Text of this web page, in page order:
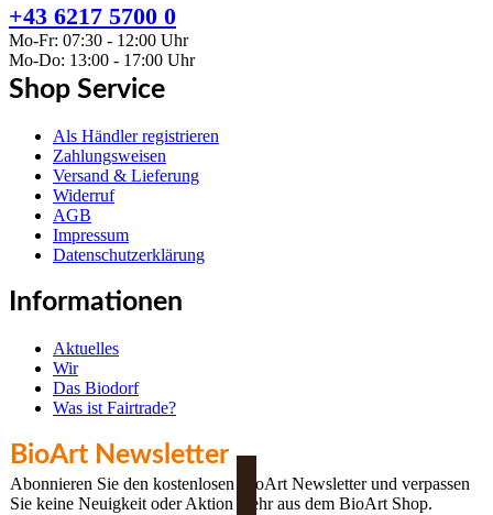
+43 6217 5700 0
Mo-Fr: 07:30 - 12:00 Uhr
Mo-Do: 13:00 - 17:00 Uhr
Shop Service
Als Händler registrieren
Zahlungsweisen
Versand & Lieferung
Widerruf
AGB
Impressum
Datenschutzerklärung
Informationen
Aktuelles
Wir
Das Biodorf
Was ist Fairtrade?
BioArt Newsletter
Abonnieren Sie den kostenlosen BioArt Newsletter und verpassen
Sie keine Neuigkeit oder Aktion mehr aus dem BioArt Shop.